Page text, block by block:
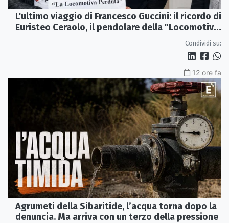
L'ultimo viaggio di Francesco Guccini: il ricordo di
Euristeo Ceraolo, il pendolare della "Locomotiva
Condividi su:
12 ore fa
Agrumeti della Sibaritide, l’acqua torna dopo la
denuncia. Ma arriva con un terzo della pressione